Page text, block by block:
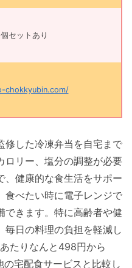
セットあり
chokkyubin.com/
修した冷凍弁当を自宅まで
ロリー、塩分の調整が必要
、健康的な食生活をサポー
食べたい時に電子レンジで
できます。特に高齢者や健
毎日の料理の負担を軽減し
たりなんと498円から
宅配食サービスと比較し